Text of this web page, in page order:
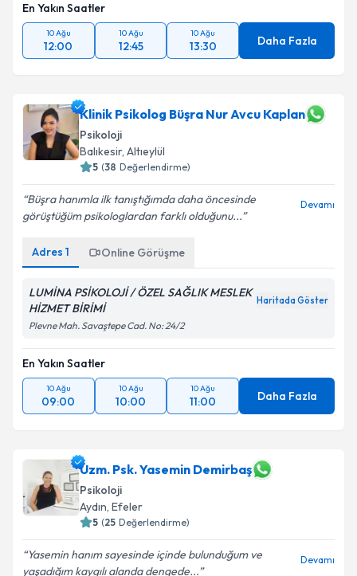
En Yakın Saatler
10 Ağu
12:00
10 Ağu
12:45
10 Ağu
13:30 Daha Fazla
Klinik Psikolog Büşra Nur Avcu Kaplan
Psikoloji
Balıkesir, Altıeylül
5 (38 Değerlendirme)
Büşra hanımla ilk tanıştığımda daha öncesinde
görüştüğüm psikologlardan farklı olduğunu...
Devamı
Adres 1 Online Görüşme
LUMİNA PSİKOLOJİ / ÖZEL SAĞLIK MESLEK
HİZMET BİRİMİ
Haritada Göster
Plevne Mah. Savaştepe Cad. No: 24/2
En Yakın Saatler
10 Ağu
09:00
10 Ağu
10:00
10 Ağu
11:00 Daha Fazla
Uzm. Psk. Yasemin Demirbaş
Psikoloji
Aydın, Efeler
5 (25 Değerlendirme)
Yasemin hanım sayesinde içinde bulunduğum ve
yaşadığım kaygılı alanda dengede...
Devamı